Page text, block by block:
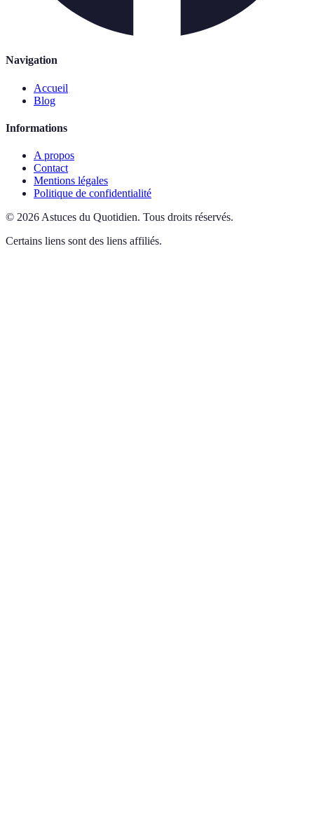
Navigation
Accueil
Blog
Informations
A propos
Contact
Mentions légales
Politique de confidentialité
© 2026 Astuces du Quotidien. Tous droits réservés.
Certains liens sont des liens affiliés.